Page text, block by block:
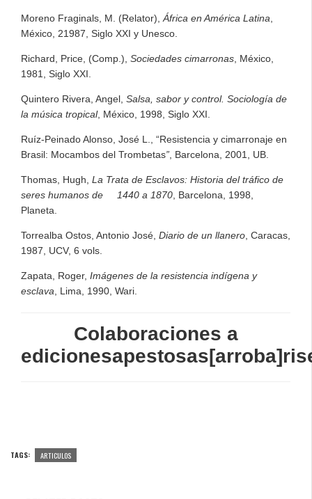
Moreno Fraginals, M. (Relator), África en América Latina
México, 21987, Siglo XXI y Unesco.
Richard, Price, (Comp.), Sociedades cimarronas , México,
1981, Siglo XXI.
Quintero Rivera, Angel, Salsa, sabor y control. Sociología de
la música tropical, México, 1998, Siglo XXI.
Ruíz-Peinado Alonso, José L., “Resistencia y cimarronaje en
Brasil: Mocambos del Trombetas” , Barcelona, 2001, UB.
Thomas, Hugh, La Trata de Esclavos: Historia del tráfico de
seres humanos de 1440 a 1870 , Barcelona, 1998,
Planeta.
Torrealba Ostos, Antonio José, Diario de un llanero , Caracas,
1987, UCV, 6 vols.
Zapata, Roger, Imágenes de la resistencia indígena y
esclava , Lima, 1990, Wari.
Colaboraciones a
TAGS: ARTICULOS